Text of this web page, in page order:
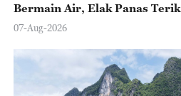
Bermain Air, Elak Panas Terik
07-Aug-2026